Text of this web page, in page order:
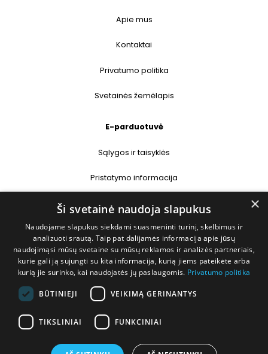
Apie mus
Kontaktai
Privatumo politika
Svetainės žemėlapis
E-parduotuvė
Sąlygos ir taisyklės
Pristatymo informacija
Prekių grąžinimas
Kontaktai
+370 677 31358
×
Ši svetainė naudoja slapukus
Naudojame slapukus siekdami suasmeninti turinį, skelbimus ir
analizuoti srautą. Taip pat dalijamės informacija apie jūsų
naudojimąsi mūsų svetaine su mūsų reklamos ir analizės partneriais,
kurie gali ją sujungti su kita informacija, kurią jiems pateikėte arba
kurią jie surinko, kai naudojatės jų paslaugomis. Privatumo politika
BŪTINIEJI VEIKIMĄ GERINANTYS
TIKSLINIAI FUNKCINIAI